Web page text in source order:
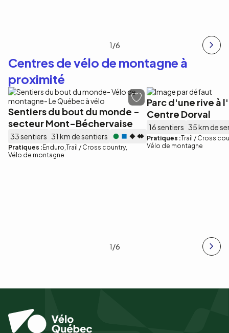
1/6
Centres de vélo de montagne à
proximité
Sentiers du bout du monde -
secteur Mont-Béchervaise
33 sentiers 31 km de sentiers
Pratiques : Enduro Trail / Cross country
Vélo de montagne
Parc d'une rive à
Centre Dorval
16 sentiers 35 km de
Pratiques :Trail / Cross
Vélo de montagne
1/6